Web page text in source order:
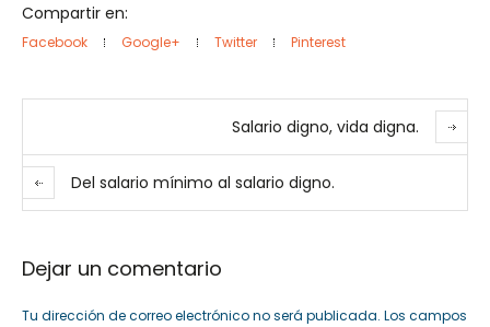
Compartir en:
Facebook Google+ Twitter Pinterest
Salario digno, vida digna.
Del salario mínimo al salario digno.
Dejar un comentario
Tu dirección de correo electrónico no será publicada. Los campos